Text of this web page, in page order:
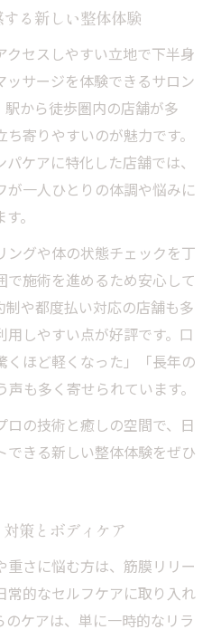
る新しい整体体験
セスしやすい立地で下半身
ッサージを体験できるサロン
から徒歩圏内の店舗が多
寄りやすいのが魅力です。
ケアに特化した店舗では、
一人ひとりの体調や悩みに
。
グや体の状態チェックを丁
施術を進めるため安心して
や都度払い対応の店舗も多
用しやすい点が好評です。口
くほど軽くなった」「長年の
も多く寄せられています。
ロの技術と癒しの空間で、日
できる新しい整体体験をぜひ
策とボディケア
さに悩む方は、筋膜リリー
常的なセルフケアに取り入れ
ケアは、単に一時的なリラ